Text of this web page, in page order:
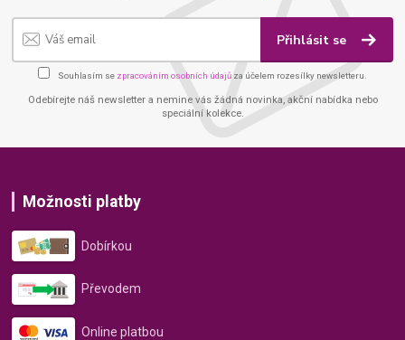
Přihlásit se
Souhlasím se zpracováním osobních údajů za účelem rozesílky newsletteru.
Odebírejte náš newsletter a nemine vás žádná novinka, akční nabídka nebo
speciální kolekce.
Možnosti platby
Dobírkou
Převodem
Online platbou